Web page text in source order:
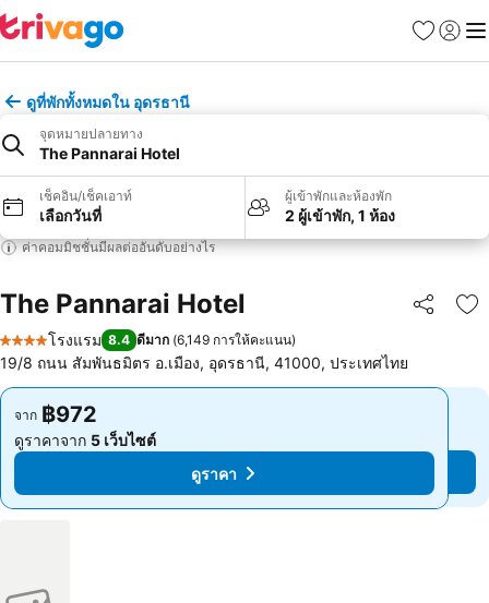
รายการโป
เข้าสู่ร
เมนู
ดูที่พักทั้งหมดใน อุดรธานี
จุดหมายปลายทาง
The Pannarai Hotel
เช็คอิน/เช็คเอาท์
เลือกวันที่
ผู้เข้าพักและห้องพัก
2 ผู้เข้าพัก, 1 ห้อง
ค่าคอมมิชชั่นมีผลต่ออันดับอย่างไร
The Pannarai Hotel แชร์
เ
4 ดาว
โรงแรม 8.4 ดีมาก (6,149 การให้คะแนน)
19/8 ถนน สัมพันธมิตร อ.เมือง, อุดรธานี, 41000, ประเทศไทย
จาก ฿972
ดูราคาจาก 5 เว็บไซต์
ดูราคา
จาก ฿972
ดูราคาจาก 5 เว็บไซต์
ดูราคา